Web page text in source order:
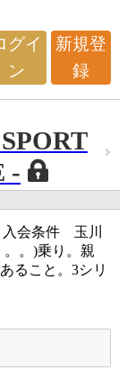
グイ
ン
新規登
録
-
会条件 玉川
。)乗り。親
ること。3シリ